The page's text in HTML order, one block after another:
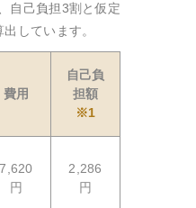
自己負担3割と仮定
しています。
費用
自己負
担額
※1
7,620
円
2,286
円